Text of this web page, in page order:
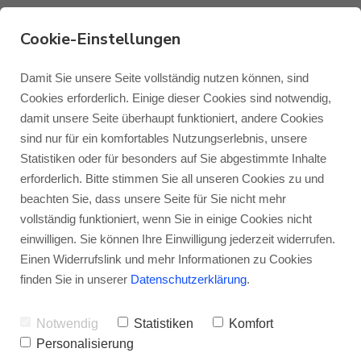
Monitor Audio
Monitor Audio Custom Install
Roksan
Blok
Blog Monitor Audio
Blog Roksan
Blog Blok
Monitor Audio Creator
C2M-CP
Der Monitor Audio C2M-CP ist der
mittelgroße Deckeneinbaulautsprecher der
Stufe 2 derCreator-Serie. Mit seinem aus
der Monitor Audio Silver-Serie abgeleiteten
7“/178 Millimeter großen RST II-
Hochtöner ist er die perfekte Wahl für
Cookie-Einstellungen
Damit Sie unsere Seite vollständig nutzen können, sind
Cookies erforderlich. Einige dieser Cookies sind notwendig,
damit unsere Seite überhaupt funktioniert, andere Cookies
sind nur für ein komfortables Nutzungserlebnis, unsere
Statistiken oder für besonders auf Sie abgestimmte Inhalte
erforderlich. Bitte stimmen Sie all unseren Cookies zu und
beachten Sie, dass unsere Seite für Sie nicht mehr
vollständig funktioniert, wenn Sie in einige Cookies nicht
einwilligen. Sie können Ihre Einwilligung jederzeit widerrufen.
Einen Widerrufslink und mehr Informationen zu Cookies
finden Sie in unserer Datenschutzerklärung.
Notwendig Statistiken
Komfort
Personalisierung